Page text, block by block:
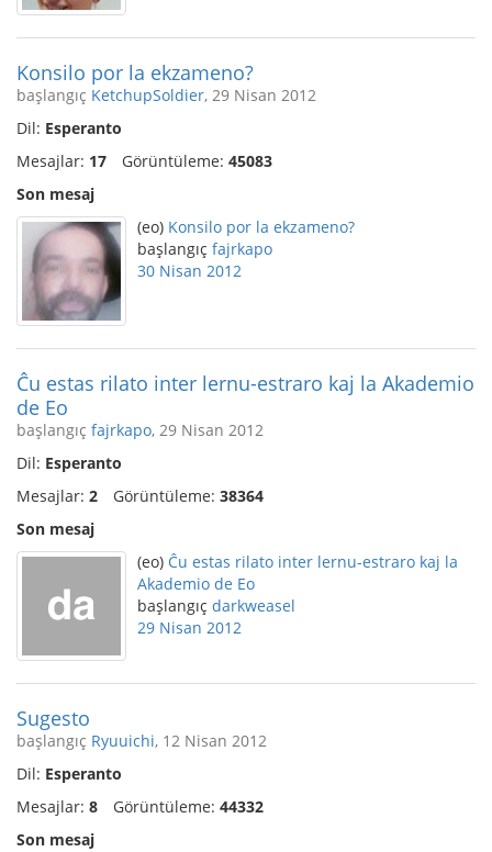
Konsilo por la ekzameno?
başlangıç KetchupSoldier, 29 Nisan 2012
Dil: Esperanto
Mesajlar: 17 Görüntüleme: 45083
Son mesaj
(eo) Konsilo por la ekzameno?
başlangıç fajrkapo
30 Nisan 2012
Ĉu estas rilato inter lernu-estraro kaj la Akademio
de Eo
başlangıç fajrkapo, 29 Nisan 2012
Dil: Esperanto
Mesajlar: 2 Görüntüleme: 38364
Son mesaj
(eo) Ĉu estas rilato inter lernu-estraro kaj la
Akademio de Eo
başlangıç darkweasel
29 Nisan 2012
Sugesto
başlangıç Ryuuichi, 12 Nisan 2012
Dil: Esperanto
Mesajlar: 8 Görüntüleme: 44332
Son mesaj